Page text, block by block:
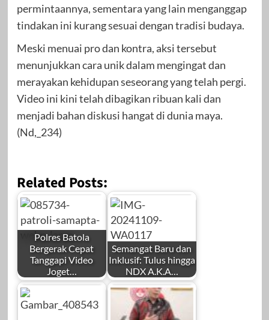
permintaannya, sementara yang lain menganggap
tindakan ini kurang sesuai dengan tradisi budaya.
Meski menuai pro dan kontra, aksi tersebut
menunjukkan cara unik dalam mengingat dan
merayakan kehidupan seseorang yang telah pergi.
Video ini kini telah dibagikan ribuan kali dan
menjadi bahan diskusi hangat di dunia maya.
(Nd,_234)
Related Posts:
Polres Batola
Bergerak Cepat
Tanggapi Video
Joget…
Semangat Baru dan
Inklusif: Tulus hingga
NDX A.K.A…